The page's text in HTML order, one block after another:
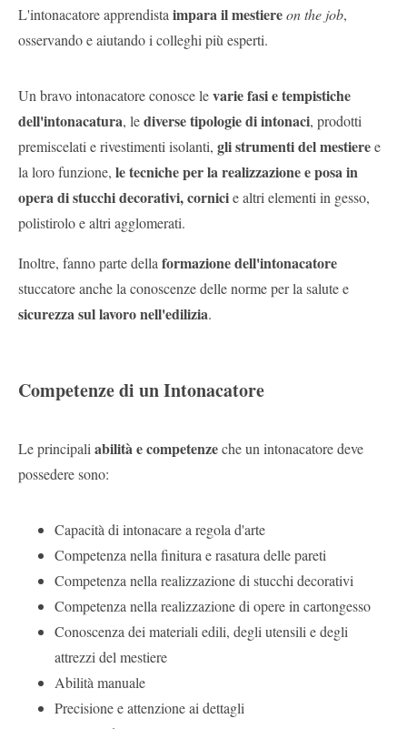
L'intonacatore apprendista impara il mestiereon the job,
osservando e aiutando i colleghi più esperti.
Un bravo intonacatore conosce levarie fasi e tempistiche
dell'intonacatura, lediverse tipologie di intonaci, prodotti
premiscelati e rivestimenti isolanti, gli strumenti del mestieree
la loro funzione, le tecniche per la realizzazione e posa in
opera di stucchi decorativi, cornicie altri elementi in gesso,
polistirolo e altri agglomerati.
Inoltre, fanno parte della formazione dell'intonacatore
stuccatore anche la conoscenze delle norme per la salute e
sicurezza sul lavoro nell'edilizia.
Competenze di un Intonacatore
Le principali abilità e competenzeche un intonacatore deve
possedere sono:
Capacità di intonacare a regola d'arte
Competenza nella finitura e rasatura delle pareti
Competenza nella realizzazione di stucchi decorativi
Competenza nella realizzazione di opere in cartongesso
Conoscenza dei materiali edili, degli utensili e degli
attrezzi del mestiere
Abilità manuale
Precisione e attenzione ai dettagli